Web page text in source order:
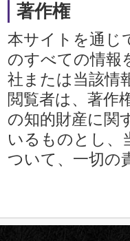
著作権
本サイトを通じ
のすべての情報
社または当該情
閲覧者は、著作
の知的財産に関
いるものとし、
ついて、一切の